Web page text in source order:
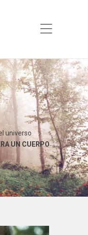
universo
UN CUERPO